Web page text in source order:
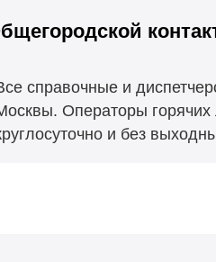
справочные и
Операторы горячих
и без